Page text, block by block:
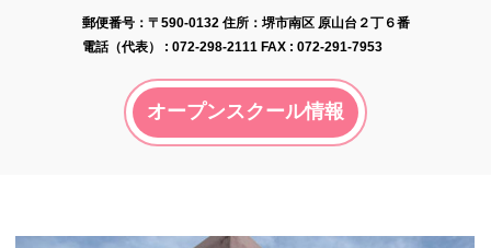
郵便番号​：〒590-0132 住所：堺市南区 原山台２丁６番
電話（代表） : 072-298-2111 FAX : 072-291-7953
オープンスクール情報